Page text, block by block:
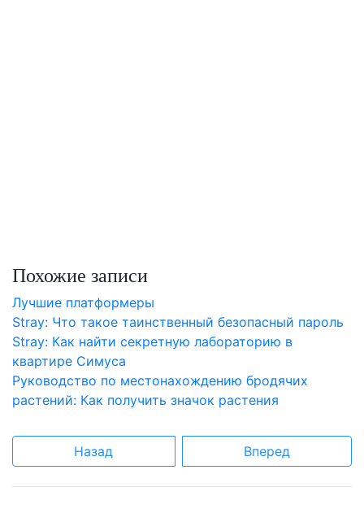
Похожие записи
Лучшие платформеры
Stray: Что такое таинственный безопасный пароль
Stray: Как найти секретную лабораторию в
квартире Симуса
Руководство по местонахождению бродячих
растений: Как получить значок растения
Назад Вперед